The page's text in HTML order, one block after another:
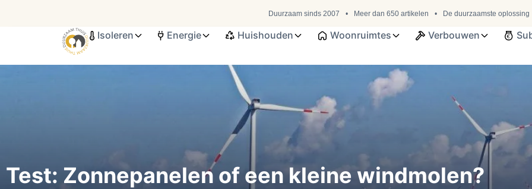
Duurzaam sinds 2007 Meer dan 650 artikelen De duurzaamste oplossing
Isoleren Energie Huishouden Woonruimtes Verbouwen
Test: Zonnepanelen of een kleine windmolen?